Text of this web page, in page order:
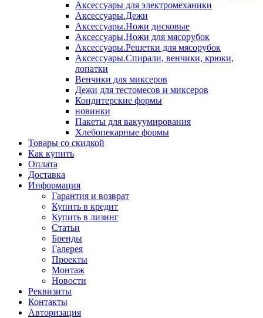
Аксессуары для электромеханики
Аксессуары.Дежи
Аксессуары.Ножи дисковые
Аксессуары.Ножи для мясорубок
Аксессуары.Решетки для мясорубок
Аксессуары.Спирали, венчики, крюки,
лопатки
Венчики для миксеров
Дежи для тестомесов и миксеров
Кондитерские формы
новинки
Пакеты для вакуумирования
Хлебопекарные формы
Товары со скидкой
Как купить
Оплата
Доставка
Информация
Гарантия и возврат
Купить в кредит
Купить в лизинг
Статьи
Бренды
Галерея
Проекты
Монтаж
Новости
Реквизиты
Контакты
Авторизация